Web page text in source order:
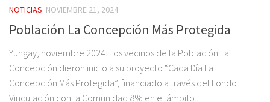
NOTICIAS NOVIEMBRE 21, 2024
Población La Concepción Más Protegida
Yungay, noviembre 2024: Los vecinos de la Población La
Concepción dieron inicio a su proyecto “Cada Día La
Concepción Más Protegida”, financiado a través del Fondo
Vinculación con la Comunidad 8% en el ámbito...